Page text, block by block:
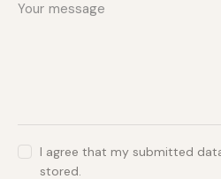
I agree that my submitted
stored.